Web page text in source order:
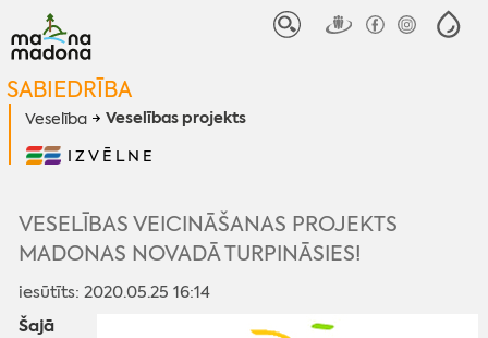
SABIEDRĪBA
Veselība Veselības projekts
IZVĒLNE
VESELĪBAS VEICINĀŠANAS PROJEKTS
MADONAS NOVADĀ TURPINĀSIES!
iesūtīts: 2020.05.25 16:14
Šajā